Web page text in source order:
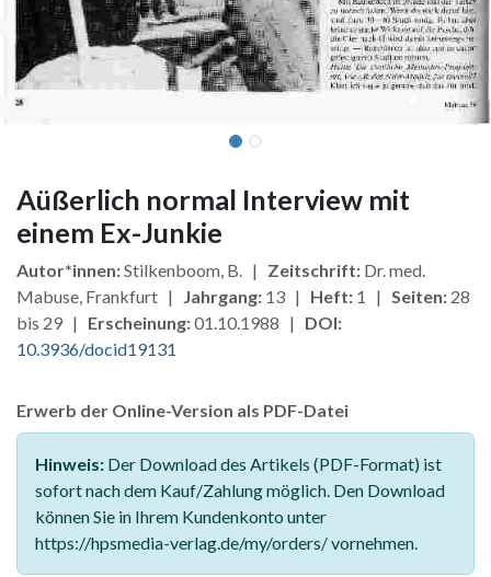
Aüßerlich normal Interview mit
einem Ex-Junkie
Autor*innen:Stilkenboom, B. | Zeitschrift: Dr. med.
Mabuse, Frankfurt |
Jahrgang: 13 | Heft: 1 | Seiten: 28
bis 29 | Erscheinung:01.10.1988 | DOI:
10.3936/docid19131
Erwerb der Online-Version als PDF-Datei
Hinweis: Der Download des Artikels (PDF-Format) ist
sofort nach dem Kauf/Zahlung möglich. Den Download
können Sie in Ihrem Kundenkonto unter
https://hpsmedia-verlag.de/my/orders/ vornehmen.